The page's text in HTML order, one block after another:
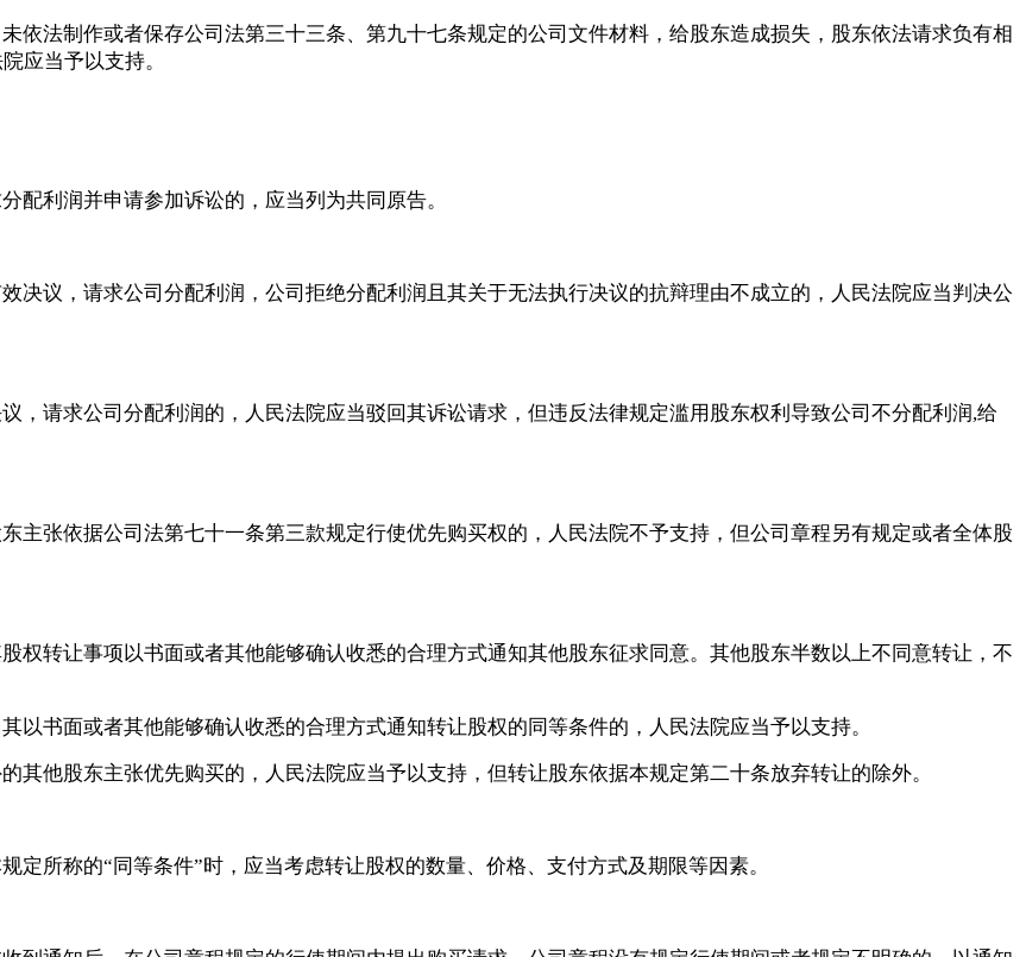
依法制作或者保存公司法第三十三条、第九十七条规定的公司文件材料，给股东造成损失，股东依法请求负有相
应当予以支持。
配利润并申请参加诉讼的，应当列为共同原告。
决议，请求公司分配利润，公司拒绝分配利润且其关于无法执行决议的抗辩理由不成立的，人民法院应当判决公
，请求公司分配利润的，人民法院应当驳回其诉讼请求，但违反法律规定滥用股东权利导致公司不分配利润,给
主张依据公司法第七十一条第三款规定行使优先购买权的，人民法院不予支持，但公司章程另有规定或者全体股
权转让事项以书面或者其他能够确认收悉的合理方式通知其他股东征求同意。其他股东半数以上不同意转让，不
以书面或者其他能够确认收悉的合理方式通知转让股权的同等条件的，人民法院应当予以支持。
其他股东主张优先购买的，人民法院应当予以支持，但转让股东依据本规定第二十条放弃转让的除外。
定所称的“同等条件”时，应当考虑转让股权的数量、价格、支付方式及期限等因素。